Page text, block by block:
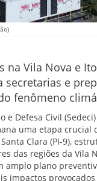
na Vila Nova e
e
fenômeno
e Defesa Civil
uma etapa crucial
Clara (PI-9),
das regiões da Vila
amplo plano
impactos